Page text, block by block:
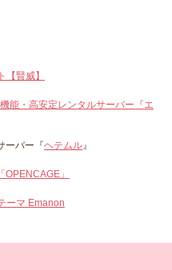
賢威】
能・高安定レンタルサーバー『エ
ーバー『ヘテムル』
」
ーマ Emanon